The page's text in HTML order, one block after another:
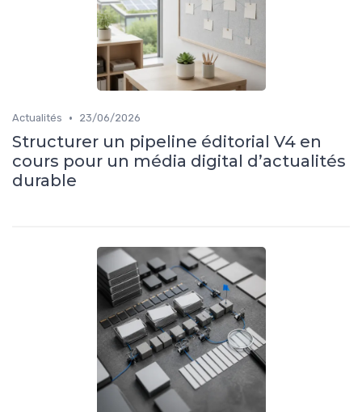
Actualités • 23/06/2026
Structurer un pipeline éditorial V4 en
cours pour un média digital d’actualités
durable